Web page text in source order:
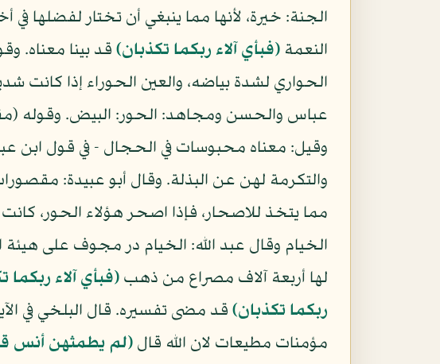
الجنة: خيرة، لأنها مما ينبغي أن تختار لفضلها
النعمة (فبأي آلاء ربكما تكذبان) قد بينا معناه.
الحواري لشدة بياضه، والعين الحوراء إذا كانت
عباس والحسن ومجاهد: الحور: البيض. وقوله
وقيل: معناه محبوسات في الحجال - في قول ابن
والتكرمة لهن عن البذلة. وقال أبو عبيدة:
مما يتخذ للاصحار، فإذا اصحر هؤلاء الحور، كانت
الخيام وقال عبد الله: الخيام در مجوف على
لها أربعة آلاف مصراع من ذهب(فبأي آلاء ربكما
ربكما تكذبان) قد مضى تفسيره. قال البلخي في
مؤمنات مطيعات لان الله قال(لم يطمثهن أنس